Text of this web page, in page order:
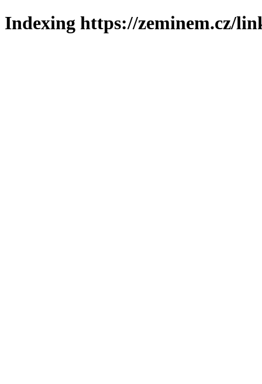
Indexing https://zeminem.cz/